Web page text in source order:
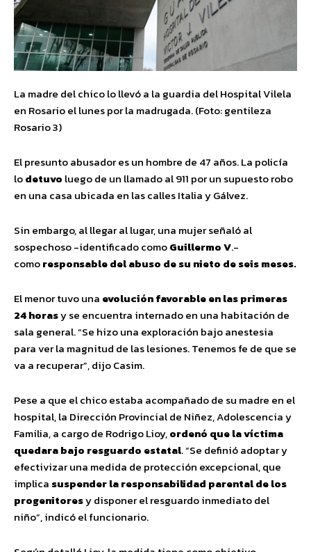
La madre del chico lo llevó a la guardia del Hospital Vilela
en Rosario el lunes por la madrugada. (Foto: gentileza
Rosario 3)
El presunto abusador es un hombre de 47 años. La policía
lodetuvo luego de un llamado al 911 por un supuesto robo
en una casa ubicada en las calles Italia y Gálvez.
Sin embargo, al llegar al lugar, una mujer señaló al
sospechoso -identificado comoGuillermo V.-
comoresponsable del abuso de su nieto de seis meses.
El menor tuvo una evolución favorable en las primeras
24 horasy se encuentra internado en una habitación de
sala general. “Se hizo una exploración bajo anestesia
para ver la magnitud de las lesiones. Tenemos fe de que se
va a recuperar”, dijo Casim.
Pese a que el chico estaba acompañado de su madre en el
hospital, la Dirección Provincial de Niñez, Adolescencia y
Familia, a cargo de Rodrigo Lioy,ordenó que la víctima
quedara bajo resguardo estatal. “Se definió adoptar y
efectivizar una medida de protección excepcional, que
implica suspender la responsabilidad parental de los
progenitoresy disponer el resguardo inmediato del
niño”, indicó el funcionario.